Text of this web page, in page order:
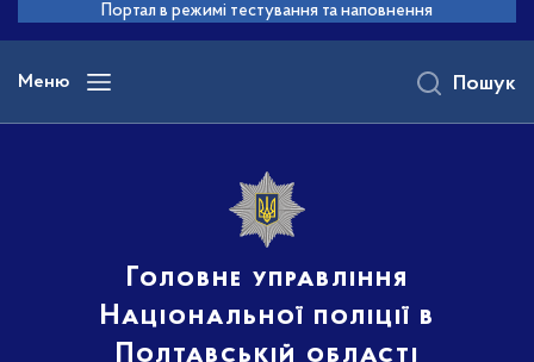
основного
вмісту
Портал в режимі тестування та наповнення
Меню
Головне управління
Національної поліції в
Полтавській області
Пошук